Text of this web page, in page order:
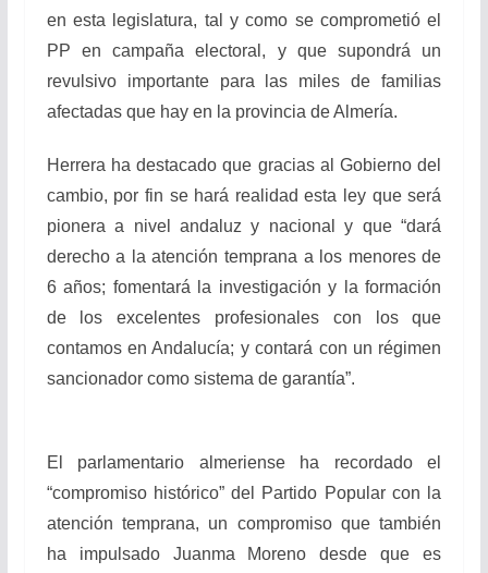
en esta legislatura, tal y como se comprometió el
PP en campaña electoral, y que supondrá un
revulsivo importante para las miles de familias
afectadas que hay en la provincia de Almería.
Herrera ha destacado que gracias al Gobierno del
cambio, por fin se hará realidad esta ley que será
pionera a nivel andaluz y nacional y que “dará
derecho a la atención temprana a los menores de
6 años; fomentará la investigación y la formación
de los excelentes profesionales con los que
contamos en Andalucía; y contará con un régimen
sancionador como sistema de garantía”.
El parlamentario almeriense ha recordado el
“compromiso histórico” del Partido Popular con la
atención temprana, un compromiso que también
ha impulsado Juanma Moreno desde que es